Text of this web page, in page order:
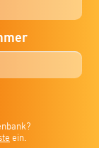
ein.